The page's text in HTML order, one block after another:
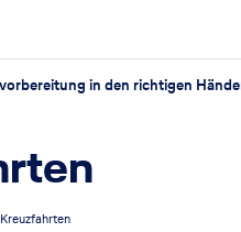
in den richtigen
Kreuzfahrten